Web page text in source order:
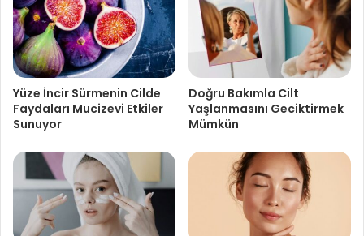
Yüze İncir Sürmenin Cilde
Faydaları Mucizevi Etkiler
Sunuyor
Doğru Bakımla Cilt
Yaşlanmasını Geciktirmek
Mümkün